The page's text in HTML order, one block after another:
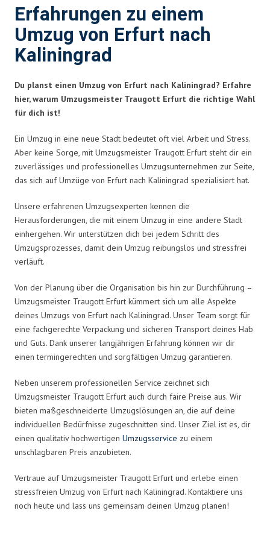
Erfahrungen zu einem
Umzug von Erfurt nach
Kaliningrad
Du planst einen Umzug von Erfurt nach Kaliningrad? Erfahre
hier, warum Umzugsmeister Traugott Erfurt die richtige Wahl
für dich ist!
Ein Umzug in eine neue Stadt bedeutet oft viel Arbeit und Stress.
Aber keine Sorge, mit Umzugsmeister Traugott Erfurt steht dir ein
zuverlässiges und professionelles Umzugsunternehmen zur Seite,
das sich auf Umzüge von Erfurt nach Kaliningrad spezialisiert hat.
Unsere erfahrenen Umzugsexperten kennen die
Herausforderungen, die mit einem Umzug in eine andere Stadt
einhergehen. Wir unterstützen dich bei jedem Schritt des
Umzugsprozesses, damit dein Umzug reibungslos und stressfrei
verläuft.
Von der Planung über die Organisation bis hin zur Durchführung –
Umzugsmeister Traugott Erfurt kümmert sich um alle Aspekte
deines Umzugs von Erfurt nach Kaliningrad. Unser Team sorgt für
eine fachgerechte Verpackung und sicheren Transport deines Hab
und Guts. Dank unserer langjährigen Erfahrung können wir dir
einen termingerechten und sorgfältigen Umzug garantieren.
Neben unserem professionellen Service zeichnet sich
Umzugsmeister Traugott Erfurt auch durch faire Preise aus. Wir
bieten maßgeschneiderte Umzugslösungen an, die auf deine
individuellen Bedürfnisse zugeschnitten sind. Unser Ziel ist es, dir
einen qualitativ hochwertigen Umzugsservice zu einem
unschlagbaren Preis anzubieten.
Vertraue auf Umzugsmeister Traugott Erfurt und erlebe einen
stressfreien Umzug von Erfurt nach Kaliningrad. Kontaktiere uns
noch heute und lass uns gemeinsam deinen Umzug planen!